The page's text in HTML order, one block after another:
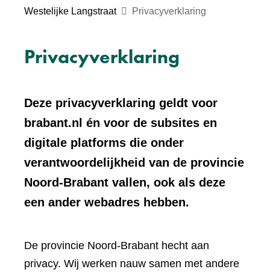
Westelijke Langstraat Privacyverklaring
Privacyverklaring
Deze privacyverklaring geldt voor
brabant.nl én voor de subsites en
digitale platforms die onder
verantwoordelijkheid van de provincie
Noord-Brabant vallen, ook als deze
een ander webadres hebben.
De provincie Noord-Brabant hecht aan
privacy. Wij werken nauw samen met andere